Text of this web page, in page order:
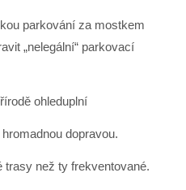
parkování za mostkem
„nelegální“ parkovací
ohleduplní
dopravou.
trasy než ty frekventované.